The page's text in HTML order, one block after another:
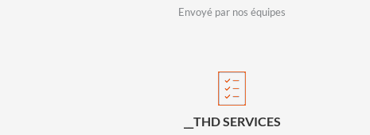
Envoyé par nos équipes
__THD SERVICES